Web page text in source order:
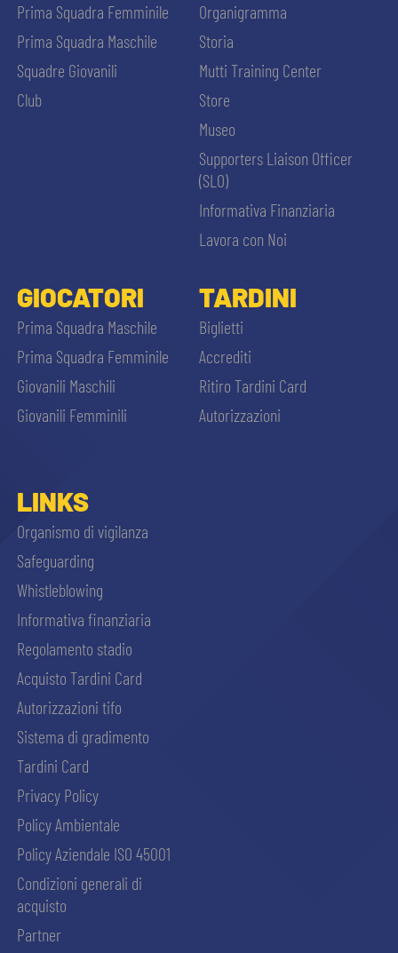
Prima Squadra Femminile
Prima Squadra Maschile
Squadre Giovanili
Club
Organigramma
Storia
Mutti Training Center
Store
Museo
Supporters Liaison Officer
(SLO)
Informativa Finanziaria
Lavora con Noi
GIOCATORI
Prima Squadra Maschile
Prima Squadra Femminile
Giovanili Maschili
Giovanili Femminili
TARDINI
Biglietti
Accrediti
Ritiro Tardini Card
Autorizzazioni
LINKS
Organismo di vigilanza
Safeguarding
Whistleblowing
Informativa finanziaria
Regolamento stadio
Acquisto Tardini Card
Autorizzazioni tifo
Sistema di gradimento
Tardini Card
Privacy Policy
Policy Ambientale
Policy Aziendale ISO 45001
Condizioni generali di
acquisto
Partner
ACCETTA E SALVA